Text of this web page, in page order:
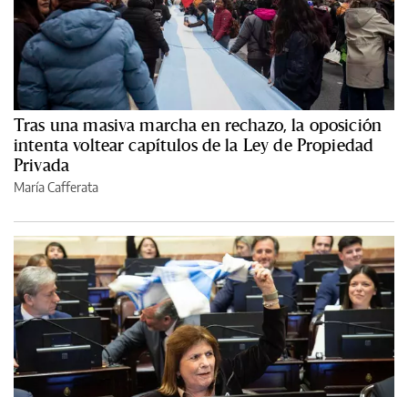
Tras una masiva marcha en rechazo, la oposición
intenta voltear capítulos de la Ley de Propiedad
Privada
María Cafferata